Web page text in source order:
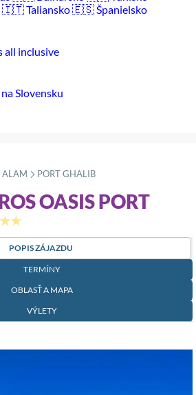
🇮🇹 Taliansko🇪🇸 Španielsko
all inclusive
Slovensku
ALAM »
PORT GHALIB
OASIS PORT
POPIS ZÁJAZDU
TERMÍNY
OBLASŤ A MAPA
VÝLETY